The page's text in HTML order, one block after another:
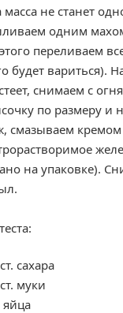
масса не станет
одним махом
переливаем
будет вариться).
снимаем с
по размеру и
смазываем
на упаковке).
сахара
муки
яйца